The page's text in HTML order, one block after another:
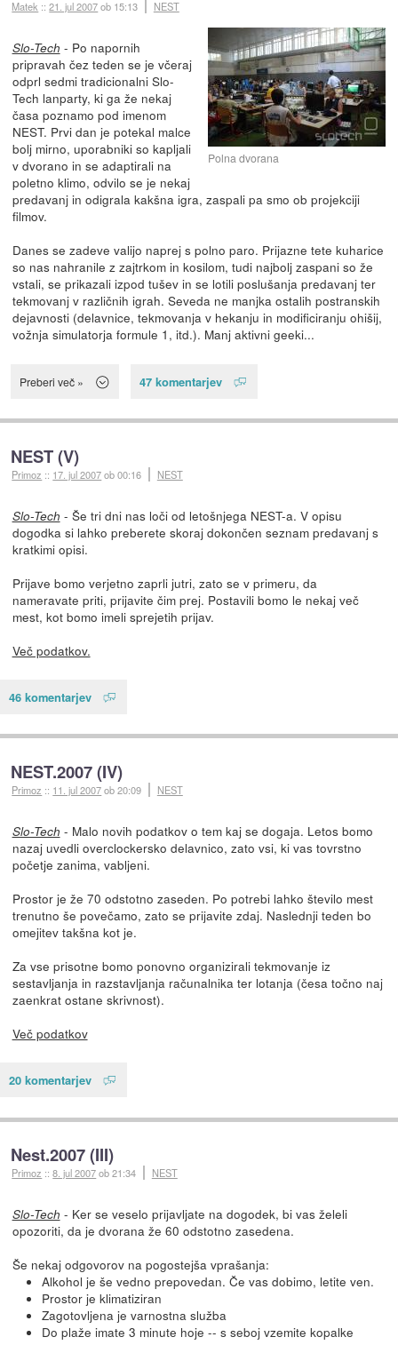
Matek ::21. jul 2007ob 15:13 NEST
Polna dvorana
Slo-Tech - Po napornih
pripravah čez teden se je včeraj
odprl sedmi tradicionalni Slo-
Tech lanparty, ki ga že nekaj
časa poznamo pod imenom
NEST. Prvi dan je potekal malce
bolj mirno, uporabniki so kapljali
v dvorano in se adaptirali na
poletno klimo, odvilo se je nekaj
predavanj in odigrala kakšna igra, zaspali pa smo ob projekciji
filmov.
Danes se zadeve valijo naprej s polno paro. Prijazne tete kuharice
so nas nahranile z zajtrkom in kosilom, tudi najbolj zaspani so že
vstali, se prikazali izpod tušev in se lotili poslušanja predavanj ter
tekmovanj v različnih igrah. Seveda ne manjka ostalih postranskih
dejavnosti (delavnice, tekmovanja v hekanju in modificiranju ohišij,
vožnja simulatorja formule 1, itd.). Manj aktivni geeki...
Preberi več » 47 komentarjev
NEST (V)
Primoz :: 17. jul 2007ob 00:16 NEST
Slo-Tech - Še tri dni nas loči od letošnjega NEST-a. V opisu
dogodka si lahko preberete skoraj dokončen seznam predavanj s
kratkimi opisi.
Prijave bomo verjetno zaprli jutri, zato se v primeru, da
nameravate priti, prijavite čim prej. Postavili bomo le nekaj več
mest, kot bomo imeli sprejetih prijav.
Več podatkov.
46 komentarjev
NEST.2007 (IV)
Primoz :: 11. jul 2007ob 20:09 NEST
Slo-Tech - Malo novih podatkov o tem kaj se dogaja. Letos bomo
nazaj uvedli overclockersko delavnico, zato vsi, ki vas tovrstno
početje zanima, vabljeni.
Prostor je že 70 odstotno zaseden. Po potrebi lahko število mest
trenutno še povečamo, zato se prijavite zdaj. Naslednji teden bo
omejitev takšna kot je.
Za vse prisotne bomo ponovno organizirali tekmovanje iz
sestavljanja in razstavljanja računalnika ter lotanja (česa točno naj
zaenkrat ostane skrivnost).
Več podatkov
20 komentarjev
Nest.2007 (III)
Primoz ::8. jul 2007ob 21:34 NEST
Slo-Tech - Ker se veselo prijavljate na dogodek, bi vas želeli
opozoriti, da je dvorana že 60 odstotno zasedena.
Še nekaj odgovorov na pogostejša vprašanja:
Alkohol je še vedno prepovedan. Če vas dobimo, letite ven.
Prostor je klimatiziran
Zagotovljena je varnostna služba
Do plaže imate 3 minute hoje -- s seboj vzemite kopalke